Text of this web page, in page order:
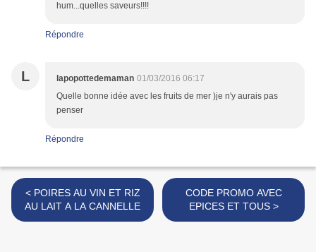
hum...quelles saveurs!!!!
Répondre
L lapopottedemaman 01/03/2016 06:17
Quelle bonne idée avec les fruits de mer )je n'y aurais pas
penser
Répondre
< POIRES AU VIN ET RIZ
AU LAIT A LA CANNELLE
CODE PROMO AVEC
EPICES ET TOUS >